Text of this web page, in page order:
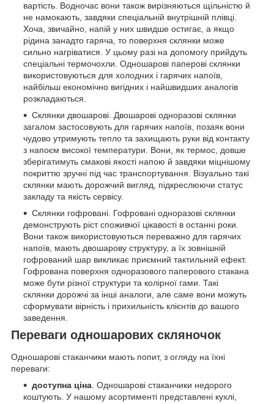
вартість. Водночас вони також вирізняються щільністю й
не намокають, завдяки спеціальній внутрішній плівці.
Хоча, звичайно, напій у них швидше остигає, а якщо
рідина занадто гаряча, то поверхня склянки може
сильно нагріватися. У цьому разі на допомогу прийдуть
спеціальні термочохли. Одношарові паперові склянки
використовуються для холодних і гарячих напоїв,
найбільш економічно вигідних і найшвидших аналогів
розкладаються.
Склянки двошарові. Двошарові одноразові склянки
загалом застосовують для гарячих напоїв, позаяк вони
чудово утримують тепло та захищають руки від контакту
з напоєм високої температури. Вони, як термос, довше
зберігатимуть смакові якості напою й завдяки міцнішому
покриттю зручні під час транспортування. Візуально такі
склянки мають дорожчий вигляд, підкреслюючи статус
закладу та якість сервісу.
Склянки гофровані. Гофровані одноразові склянки
демонструють ріст споживчої цікавості в останні роки.
Вони також використовуються переважно для гарячих
напоїв, мають двошарову структуру, а їх зовнішній
гофрований шар викликає приємний тактильний ефект.
Гофрована поверхня одноразового паперового стакана
може бути різної структури та колірної гами. Такі
склянки дорожчі за інші аналоги, але саме вони можуть
сформувати вірність і прихильність клієнтів до вашого
заведення.
Переваги одношарових скляночок
Одношарові стаканчики мають попит, з огляду на їхні
переваги:
доступна ціна . Одношарові стаканчики недорого
коштують. У нашому асортименті представлені кухлі,